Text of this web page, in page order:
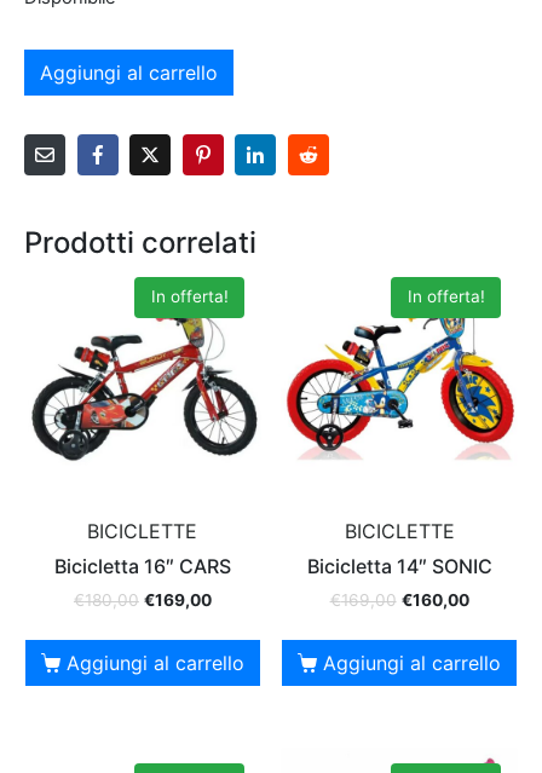
Aggiungi al carrello
Prodotti correlati
In offerta!
BICICLETTE
Bicicletta 16″ CARS
€180,00 €169,00
Aggiungi al carrello
In offerta!
BICICLETTE
Bicicletta 14″ SONIC
€169,00 €160,00
Aggiungi al carrello